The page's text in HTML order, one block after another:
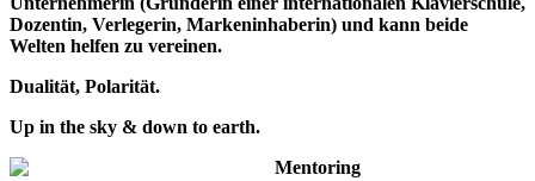
Dozentin, Verlegerin, Markeninhaberin) und kann beide
Welten helfen zu vereinen.
Dualität, Polarität.
Up in the sky & down to earth.